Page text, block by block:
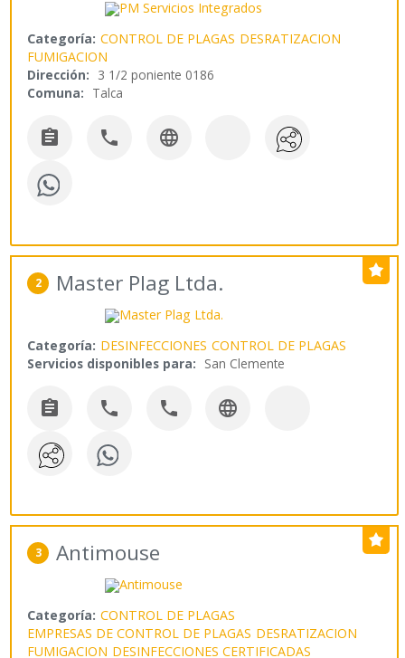
Categoría: CONTROL DE PLAGAS DESRATIZACION
FUMIGACION
Dirección: 3 1/2 poniente 0186
Comuna: Talca
  
2 Master Plag Ltda.
Categoría: DESINFECCIONES CONTROL DE PLAGAS
Servicios disponibles para: San Clemente
   
3 Antimouse
Categoría: CONTROL DE PLAGAS
EMPRESAS DE CONTROL DE PLAGAS DESRATIZACION
FUMIGACION DESINFECCIONES CERTIFICADAS